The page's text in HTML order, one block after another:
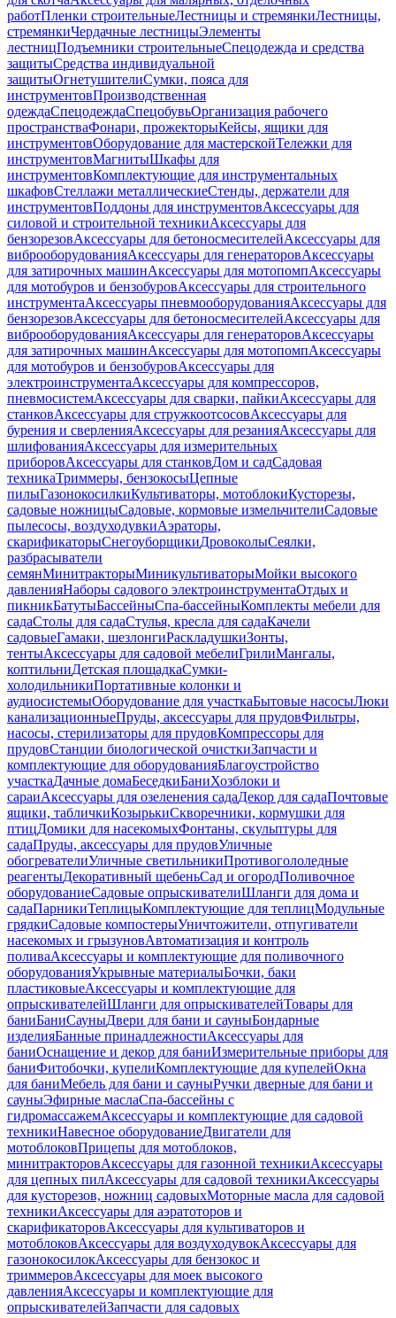
работПленки строительныеЛестницы и стремянкиЛестницы,
стремянкиЧердачные лестницыЭлементы
лестницПодъемники строительныеСпецодежда и средства
защитыСредства индивидуальной
защитыОгнетушителиСумки, пояса для
инструментовПроизводственная
одеждаСпецодеждаСпецобувьОрганизация рабочего
пространстваФонари, прожекторыКейсы, ящики для
инструментовОборудование для мастерскойТележки для
инструментовМагнитыШкафы для
инструментовКомплектующие для инструментальных
шкафовСтеллажи металлическиеСтенды, держатели для
инструментовПоддоны для инструментовАксессуары для
силовой и строительной техникиАксессуары для
бензорезовАксессуары для бетоносмесителейАксессуары для
виброоборудованияАксессуары для генераторовАксессуары
для затирочных машинАксессуары для мотопомпАксессуары
для мотобуров и бензобуровАксессуары для строительного
инструментаАксессуары пневмооборудованияАксессуары для
бензорезовАксессуары для бетоносмесителейАксессуары для
виброоборудованияАксессуары для генераторовАксессуары
для затирочных машинАксессуары для мотопомпАксессуары
для мотобуров и бензобуровАксессуары для
электроинструментаАксессуары для компрессоров,
пневмосистемАксессуары для сварки, пайкиАксессуары для
станковАксессуары для стружкоотсосовАксессуары для
бурения и сверленияАксессуары для резанияАксессуары для
шлифованияАксессуары для измерительных
приборовАксессуары для станковДом и садСадовая
техникаТриммеры, бензокосыЦепные
пилыГазонокосилкиКультиваторы, мотоблокиКусторезы,
садовые ножницыСадовые, кормовые измельчителиСадовые
пылесосы, воздуходувкиАэраторы,
скарификаторыСнегоуборщикиДровоколыСеялки,
разбрасыватели
семянМинитракторыМиникультиваторыМойки высокого
давленияНаборы садового электроинструментаОтдых и
пикникБатутыБассейныСпа-бассейныКомплекты мебели для
садаСтолы для садаСтулья, кресла для садаКачели
садовыеГамаки, шезлонгиРаскладушкиЗонты,
тентыАксессуары для садовой мебелиГрилиМангалы,
коптильниДетская площадкаСумки-
холодильникиПортативные колонки и
аудиосистемыОборудование для участкаБытовые насосыЛюки
канализационныеПруды, аксессуары для прудовФильтры,
насосы, стерилизаторы для прудовКомпрессоры для
прудовСтанции биологической очисткиЗапчасти и
комплектующие для оборудованияБлагоустройство
участкаДачные домаБеседкиБаниХозблоки и
сараиАксессуары для озеленения садаДекор для садаПочтовые
ящики, табличкиКозырькиСкворечники, кормушки для
птицДомики для насекомыхФонтаны, скульптуры для
садаПруды, аксессуары для прудовУличные
обогревателиУличные светильникиПротивогололедные
реагентыДекоративный щебеньСад и огородПоливочное
оборудованиеСадовые опрыскивателиШланги для дома и
садаПарникиТеплицыКомплектующие для теплицМодульные
грядкиСадовые компостерыУничтожители, отпугиватели
насекомых и грызуновАвтоматизация и контроль
поливаАксессуары и комплектующие для поливочного
оборудованияУкрывные материалыБочки, баки
пластиковыеАксессуары и комплектующие для
опрыскивателейШланги для опрыскивателейТовары для
баниБаниСауныДвери для бани и сауныБондарные
изделияБанные принадлежностиАксессуары для
баниОснащение и декор для баниИзмерительные приборы для
баниФитобочки, купелиКомплектующие для купелейОкна
для баниМебель для бани и сауныРучки дверные для бани и
сауныЭфирные маслаСпа-бассейны с
гидромассажемАксессуары и комплектующие для садовой
техникиНавесное оборудованиеДвигатели для
мотоблоковПрицепы для мотоблоков,
минитракторовАксессуары для газонной техникиАксессуары
для цепных пилАксессуары для садовой техникиАксессуары
для кусторезов, ножниц садовыхМоторные масла для садовой
техникиАксессуары для аэратоторов и
скарификаторовАксессуары для культиваторов и
мотоблоковАксессуары для воздуходувокАксессуары для
газонокосилокАксессуары для бензокос и
триммеровАксессуары для моек высокого
давленияАксессуары и комплектующие для
опрыскивателейЗапчасти для садовых